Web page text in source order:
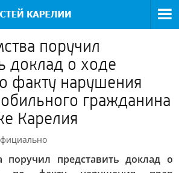
поручил
доклад о ходе
факту нарушения
гражданина
Карелия
поручил представить доклад о